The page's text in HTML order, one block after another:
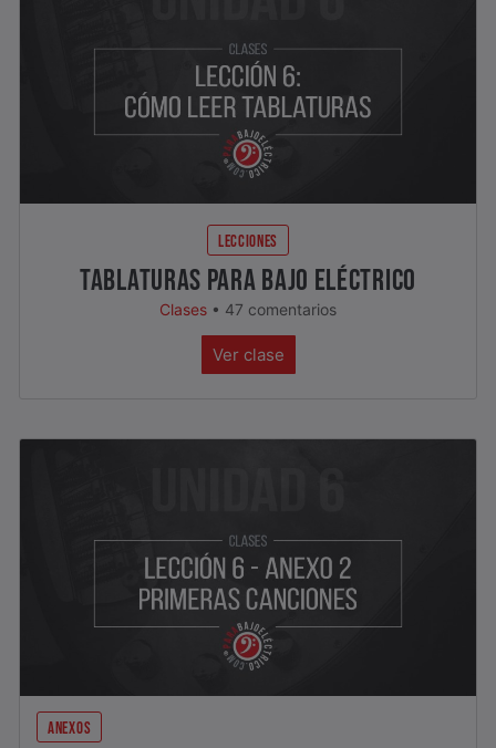
LECCIONES
TABLATURAS PARA BAJO ELÉCTRICO
Clases • 47 comentarios
Ver clase
ANEXOS